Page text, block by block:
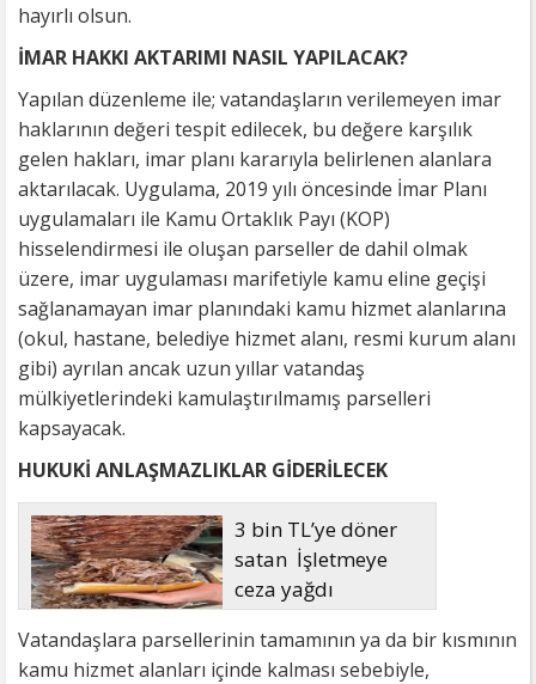
hayırlı olsun.
İMAR HAKKI AKTARIMI NASIL YAPILACAK?
Yapılan düzenleme ile; vatandaşların verilemeyen imar
haklarının değeri tespit edilecek, bu değere karşılık
gelen hakları, imar planı kararıyla belirlenen alanlara
aktarılacak. Uygulama, 2019 yılı öncesinde İmar Planı
uygulamaları ile Kamu Ortaklık Payı (KOP)
hisselendirmesi ile oluşan parseller de dahil olmak
üzere, imar uygulaması marifetiyle kamu eline geçişi
sağlanamayan imar planındaki kamu hizmet alanlarına
(okul, hastane, belediye hizmet alanı, resmi kurum alanı
gibi) ayrılan ancak uzun yıllar vatandaş
mülkiyetlerindeki kamulaştırılmamış parselleri
kapsayacak.
HUKUKİ ANLAŞMAZLIKLAR GİDERİLECEK
3 bin TL’ye döner
satan İşletmeye
ceza yağdı
Vatandaşlara parsellerinin tamamının ya da bir kısmının
kamu hizmet alanları içinde kalması sebebiyle,